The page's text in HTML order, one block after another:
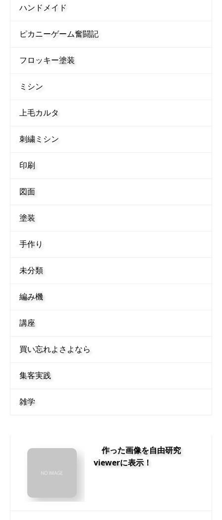
ハンドメイド
ピカニーゲーム奮闘記
フロッキー塗装
ミシン
上毛カルタ
刺繍ミシン
印刷
図面
塗装
手作り
未分類
編み機
講座
買い忘れよさよなら
集客実践
雑学
作った画像を自由研究
viewerに表示！